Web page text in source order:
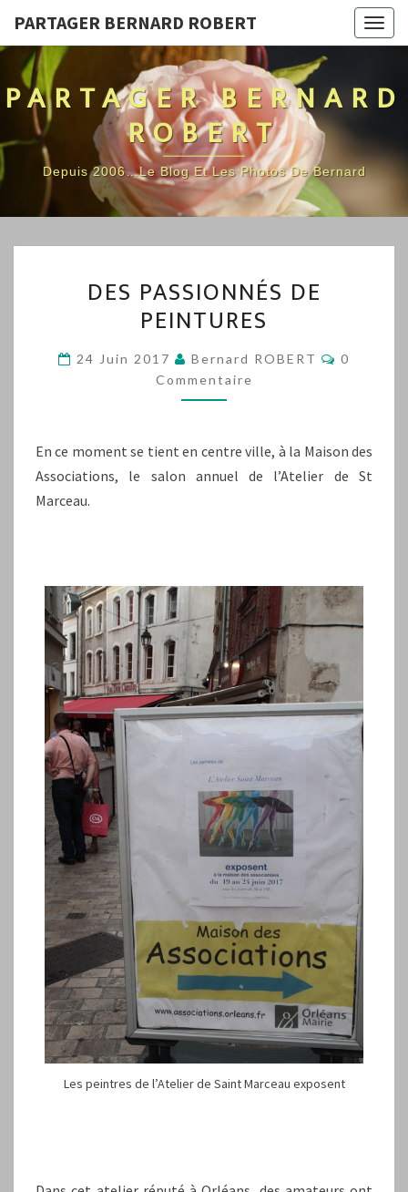
PARTAGER BERNARD ROBERT
PARTAGER BERNARD
ROBERT
Depuis 2006…Le Blog Et Les Photos De Bernard
PASSIONNÉS
DE
DES PASSIONNÉS DE
PEINTURES
24 Juin 2017 Bernard ROBERT
0
Commentaire
En ce moment se tient en centre ville, à la Maison des
Associations, le salon annuel de l’Atelier de St
Marceau.
Les peintres de l’Atelier de Saint Marceau exposent